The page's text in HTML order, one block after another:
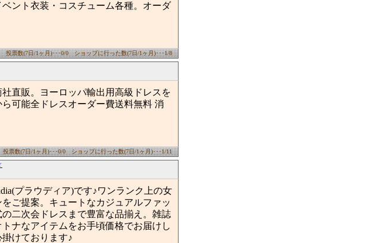
ント衣装・コスチューム各種。オーダ
投票数(7日/1ヶ月)･･･0/0 ショップに行った数(7日/1ヶ月)･･･1/8
直販。ヨーロッパ輸出用高級ドレスを
可能全ドレスオーダー費送料無料 消
投票数(7日/1ヶ月)･･･0/0 ショップに行った数(7日/1ヶ月)･･･1/11
プラウディア)です♪ワンランク上の女
ご提案。キュートなカジュアルファッ
二次会ドレスまで豊富な品揃え。雑誌
ナなアイテムをお手頃価格でお届けし
けております♪